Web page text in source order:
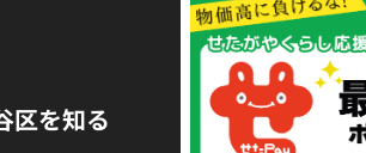
区を知る
金の募集につい